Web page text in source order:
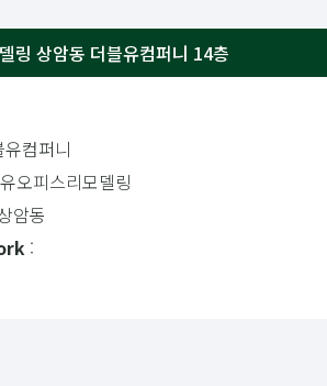
링 상암동 더블유컴퍼니 14층
유컴퍼니
오피스리모델링
암동
: